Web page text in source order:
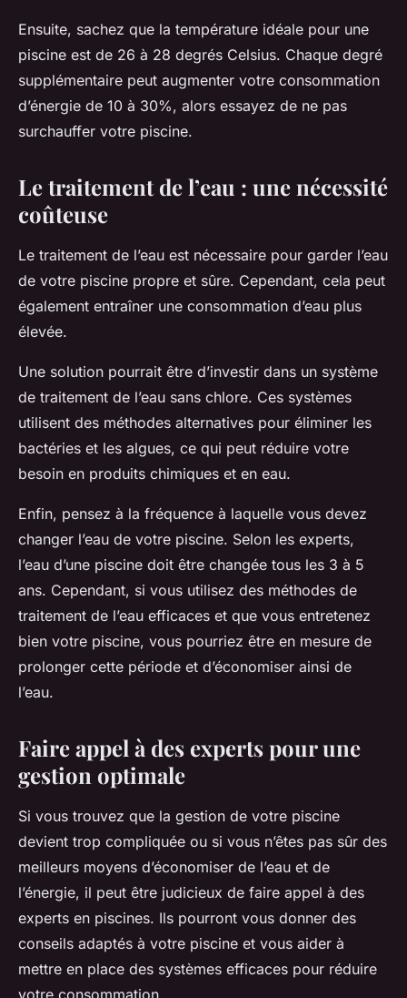
Ensuite, sachez que la température idéale pour une
piscine est de 26 à 28 degrés Celsius. Chaque degré
supplémentaire peut augmenter votre consommation
d’énergie de 10 à 30%, alors essayez de ne pas
surchauffer votre piscine.
Le traitement de l’eau : une nécessité
coûteuse
Le traitement de l’eau est nécessaire pour garder l’eau
de votre piscine propre et sûre. Cependant, cela peut
également entraîner une consommation d’eau plus
élevée.
Une solution pourrait être d’investir dans un système
de traitement de l’eau sans chlore. Ces systèmes
utilisent des méthodes alternatives pour éliminer les
bactéries et les algues, ce qui peut réduire votre
besoin en produits chimiques et en eau.
Enfin, pensez à la fréquence à laquelle vous devez
changer l’eau de votre piscine. Selon les experts,
l’eau d’une piscine doit être changée tous les 3 à 5
ans. Cependant, si vous utilisez des méthodes de
traitement de l’eau efficaces et que vous entretenez
bien votre piscine, vous pourriez être en mesure de
prolonger cette période et d’économiser ainsi de
l’eau.
Faire appel à des experts pour une
gestion optimale
Si vous trouvez que la gestion de votre piscine
devient trop compliquée ou si vous n’êtes pas sûr des
meilleurs moyens d’économiser de l’eau et de
l’énergie, il peut être judicieux de faire appel à des
experts en piscines. Ils pourront vous donner des
conseils adaptés à votre piscine et vous aider à
mettre en place des systèmes efficaces pour réduire